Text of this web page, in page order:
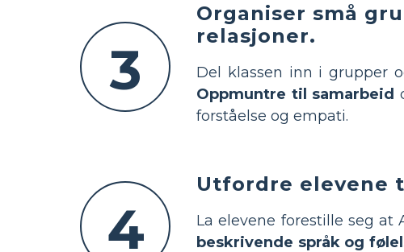
3
Organiser små
relasjoner.
Del klassen inn i grupper
Oppmuntre til samarbeid
forståelse og empati.
4
Utfordre elevene
La elevene forestille seg at
beskrivende språk og